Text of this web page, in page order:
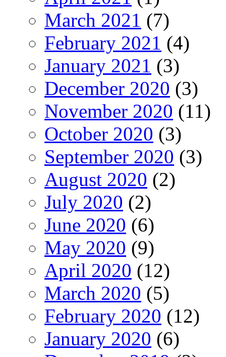
March 2021 (7)
February 2021 (4)
January 2021 (3)
December 2020 (3)
November 2020 (11)
October 2020 (3)
September 2020 (3)
August 2020 (2)
July 2020 (2)
June 2020 (6)
May 2020 (9)
April 2020 (12)
March 2020 (5)
February 2020 (12)
January 2020 (6)